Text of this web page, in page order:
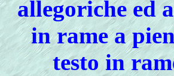
allegoriche ed
in rame a
testo in